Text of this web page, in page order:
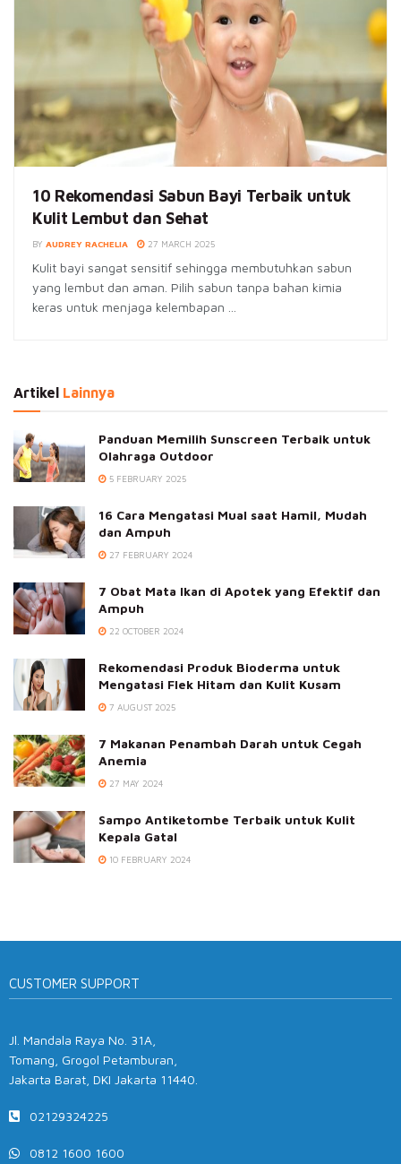
10 Rekomendasi Sabun Bayi Terbaik untuk
Kulit Lembut dan Sehat
BY AUDREY RACHELIA 27 MARCH 2025
Kulit bayi sangat sensitif sehingga membutuhkan sabun
yang lembut dan aman. Pilih sabun tanpa bahan kimia
keras untuk menjaga kelembapan ...
Artikel Lainnya
Panduan Memilih Sunscreen Terbaik untuk
Olahraga Outdoor
5 FEBRUARY 2025
16 Cara Mengatasi Mual saat Hamil, Mudah
dan Ampuh
27 FEBRUARY 2024
7 Obat Mata Ikan di Apotek yang Efektif dan
Ampuh
22 OCTOBER 2024
Rekomendasi Produk Bioderma untuk
Mengatasi Flek Hitam dan Kulit Kusam
7 AUGUST 2025
7 Makanan Penambah Darah untuk Cegah
Anemia
27 MAY 2024
Sampo Antiketombe Terbaik untuk Kulit
Kepala Gatal
10 FEBRUARY 2024
CUSTOMER SUPPORT
Jl. Mandala Raya No. 31A,
Tomang, Grogol Petamburan,
Jakarta Barat, DKI Jakarta 11440.
02129324225
0812 1600 1600